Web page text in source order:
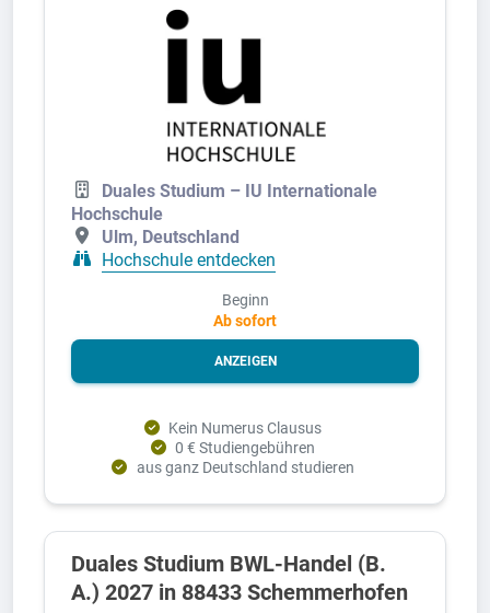
Duales Studium – IU Internationale
Hochschule
Ulm, Deutschland
Hochschule entdecken
Beginn
Ab sofort
ANZEIGEN
Kein Numerus Clausus
0 € Studiengebühren
aus ganz Deutschland studieren
Duales Studium BWL-Handel (B.
A.) 2027 in 88433 Schemmerhofen